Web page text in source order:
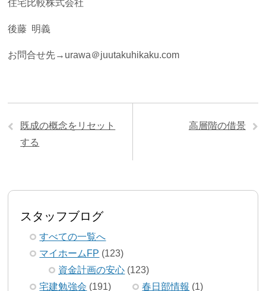
住宅比較株式会社
後藤 明義
お問合せ先→urawa＠juutakuhikaku.com
既成の概念をリセット
する
高層階の借景
スタッフブログ
すべての一覧へ
マイホームFP (123)
資金計画の安心 (123)
宅建勉強会 (191) 春日部情報 (1)